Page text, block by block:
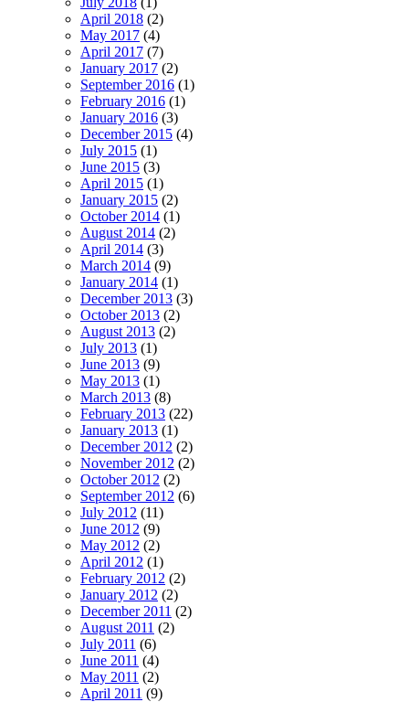
April 2018 (2)
May 2017 (4)
April 2017 (7)
January 2017 (2)
September 2016 (1)
February 2016 (1)
January 2016 (3)
December 2015 (4)
July 2015 (1)
June 2015 (3)
April 2015 (1)
January 2015 (2)
October 2014 (1)
August 2014 (2)
April 2014 (3)
March 2014 (9)
January 2014 (1)
December 2013 (3)
October 2013 (2)
August 2013 (2)
July 2013 (1)
June 2013 (9)
May 2013 (1)
March 2013 (8)
February 2013 (22)
January 2013 (1)
December 2012 (2)
November 2012 (2)
October 2012 (2)
September 2012 (6)
July 2012 (11)
June 2012 (9)
May 2012 (2)
April 2012 (1)
February 2012 (2)
January 2012 (2)
December 2011 (2)
August 2011 (2)
July 2011 (6)
June 2011 (4)
May 2011 (2)
April 2011 (9)